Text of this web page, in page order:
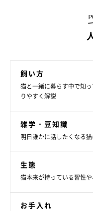
「いつもより帰宅が
荷物よりも飼い主さん
「動物病院で働いてい
オイがするのか、着て
る」
す。その後、洋服の上
飼い方
猫と一緒に暮らす中で知
りやすく解説
雑学・豆知識
明日誰かに話したくなる
生態
猫本来が持っている習性
お手入れ